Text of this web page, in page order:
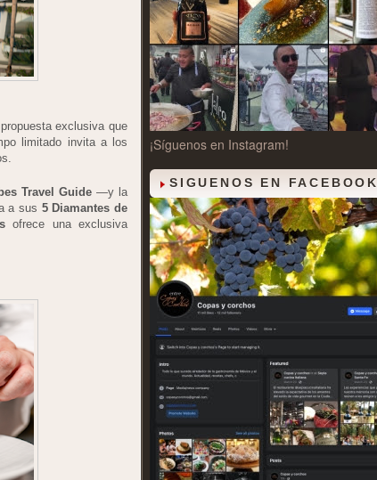
exclusiva que
limitado invita a los
Travel Guide—y la
a sus 5 Diamantes de
ofrece una exclusiva
¡Síguenos en Instagram!
SIGUENOS EN FACEBOOK